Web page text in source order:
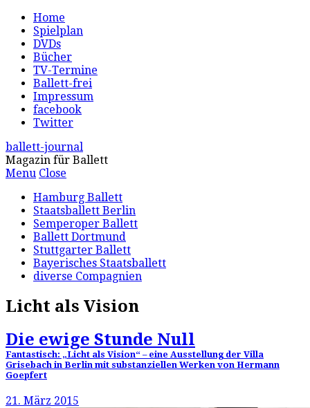
Home
Spielplan
DVDs
Bücher
TV-Termine
Ballett-frei
Impressum
facebook
Twitter
ballett-journal
Magazin für Ballett
Menu Close
Hamburg Ballett
Staatsballett Berlin
Semperoper Ballett
Ballett Dortmund
Stuttgarter Ballett
Bayerisches Staatsballett
diverse Compagnien
Licht als Vision
Die ewige Stunde Null
Fantastisch: „Licht als Vision“ – eine Ausstellung der Villa
Grisebach in Berlin mit substanziellen Werken von Hermann
Goepfert
21. März 2015